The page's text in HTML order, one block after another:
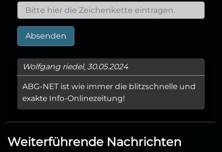
Absenden
Wolfgang riedel, 30.05.2024
ABG-NET ist wie immer die blitzschnelle und
exakte Info-Onlinezeitung!
Weiterführende Nachrichten